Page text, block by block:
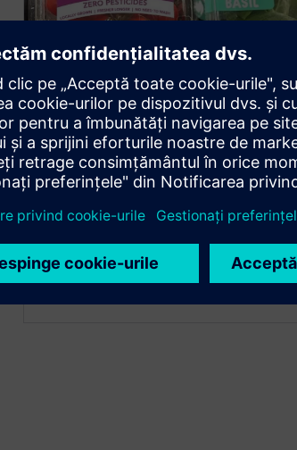
Puterea lanțului de
aprovizionare
Producția localizată și durabilă reduce
transport și sezoniere.